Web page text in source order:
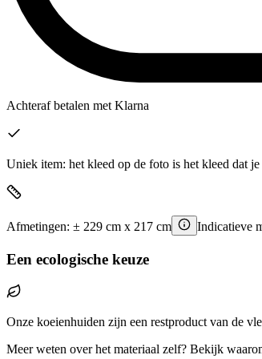
Achteraf betalen met Klarna
Uniek item: het kleed op de foto is het kleed dat
Afmetingen: ± 229 cm x 217 cm Indicatieve
Een ecologische keuze
Onze koeienhuiden zijn een restproduct van de
Meer weten over het materiaal zelf? Bekijk